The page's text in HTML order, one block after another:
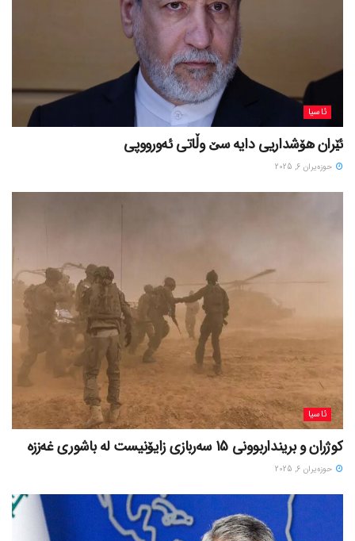
ئاسیا
ئێران هۆشداریی دایە سێ وڵاتی ئەورووپی
حوزه‌یران 6, 2025
ئاسیا
کوژران و برینداربوونی 15 سەربازی زایۆنیست لە باشوری غەززە
حوزه‌یران 6, 2025